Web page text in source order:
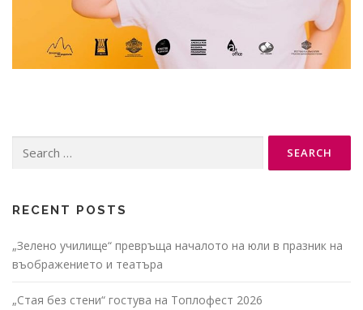
for:
RECENT POSTS
„Зелено училище“ превръща началото на юли в празник на
въображението и театъра
„Стая без стени“ гостува на Топлофест 2026